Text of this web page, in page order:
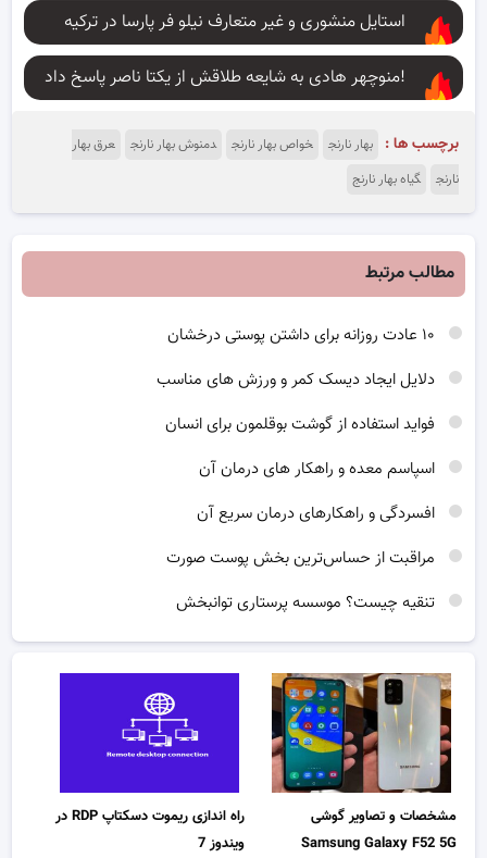
استایل منشوری و غیر متعارف نیلو فر پارسا در ترکیه
منوچهر هادی به شایعه طلاقش از یکتا ناصر پاسخ داد!
برچسب ها : بهار نارنج خواص بهار نارنج دمنوش بهار نارنج
عرق بهار
نارنج
گیاه بهار نارنج
مطالب مرتبط
دلایل ایجاد دیسک کمر و ورزش های مناسب
فواید استفاده از گوشت بوقلمون برای انسان
اسپاسم معده و راهکار های درمان آن
افسردگی و راهکارهای درمان سریع آن
مراقبت از حساس‌ترین بخش پوست صورت
تنقیه چیست؟ موسسه پرستاری توانبخش
مشخصات و تصاویر گوشی
Samsung Galaxy F52 5G
راه اندازی ریموت دسکتاپ RDP در
ویندوز 7